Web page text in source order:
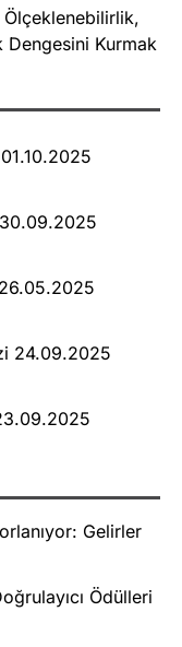
Kurmak
24.09.2025
Gelirler
Ödülleri